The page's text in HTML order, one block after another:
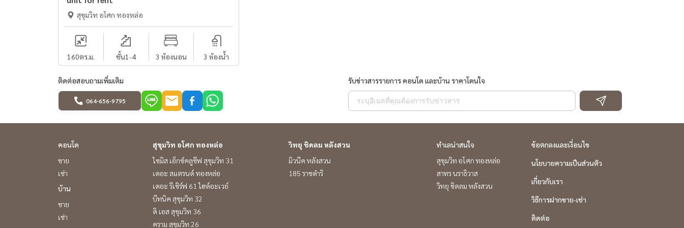
สุขุมวิท อโศก ทองหล่อ
160ตร.ม. ชั้น1-4 3 ห้องนอน 3 ห้องน้ำ
ติดต่อสอบถามเพิ่มเติม
064-656-9795
รับข่าวสารรายการ คอนโด และบ้าน ราคาโดนใจ
คอนโด
ขาย
เช่า
บ้าน
ขาย
เช่า
สุขุมวิท อโศก ทองหล่อ
ไซมิส เอ็กซ์คลูซีฟ สุขุมวิท 31
เดอะ สแตรนด์ ทองหล่อ
เดอะ รีเซิร์ฟ 61 ไฮด์อะเวย์
บีทนิค สุขุมวิท 32
ดิ เอส สุขุมวิท 36
คราม สุขุมวิท 26
วิทยุ ชิดลม หลังสวน
มิวนีค หลังสวน
185 ราชดำริ
ทำเลน่าสนใจ
สุขุมวิท อโศก ทองหล่อ
สาทร นราธิวาส
วิทยุ ชิดลม หลังสวน
ข้อตกลงและเงื่อนไข
นโยบายความเป็นส่วนตัว
เกี่ยวกับเรา
วิธีการฝากขาย-เช่า
ติดต่อ